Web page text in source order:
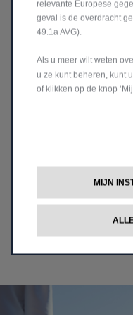
De wereld van Fiat
uitblinken als ons
de Fiat-producten die
relevante Europese
geval is de overdracht
49.1a AVG).
Als u meer wilt weten
u ze kunt beheren, kunt
of klikken op de knop
MIJN